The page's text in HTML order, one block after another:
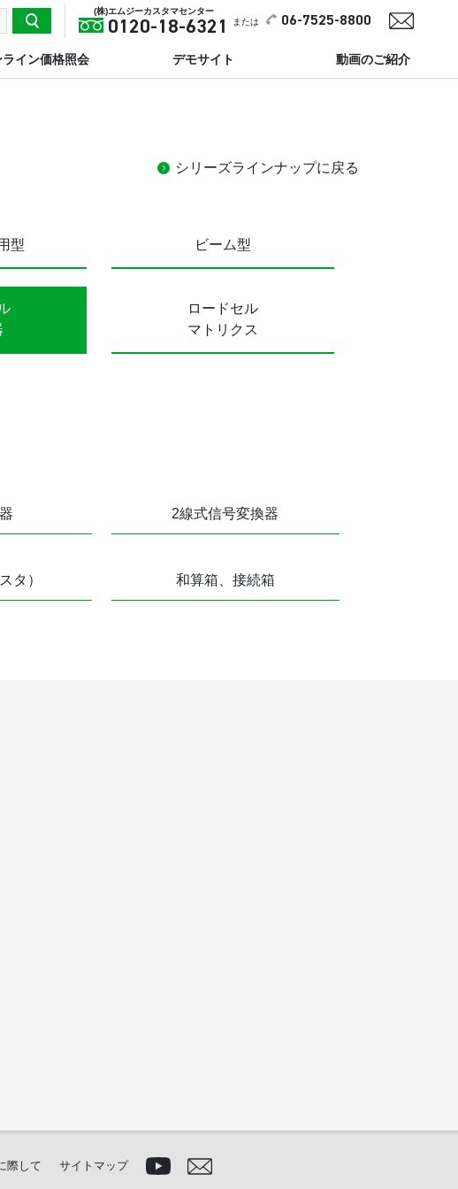
検索
(株)エムジーカスタマセンター
0120-18-6321 または 06-7525-8800
ライン価格照会 デモサイト 動画のご紹介
シリーズラインナップに戻る
型 ビーム型
ロードセル
マトリクス
2線式信号変換器
タ） 和算箱、接続箱
際して サイトマップ